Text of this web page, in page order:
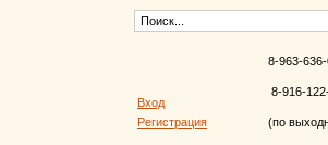
Вход
Регистрация
8-963-
8-916-
(по